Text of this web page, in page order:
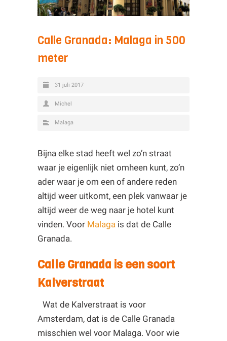
Calle Granada: Malaga in 500
meter
31 juli 2017
Michel
Malaga
Bijna elke stad heeft wel zo’n straat
waar je eigenlijk niet omheen kunt, zo’n
ader waar je om een of andere reden
altijd weer uitkomt, een plek vanwaar je
altijd weer de weg naar je hotel kunt
vinden. Voor Malaga is dat de Calle
Granada.
Calle Granada is een soort
Kalverstraat
Wat de Kalverstraat is voor
Amsterdam, dat is de Calle Granada
misschien wel voor Malaga. Voor wie